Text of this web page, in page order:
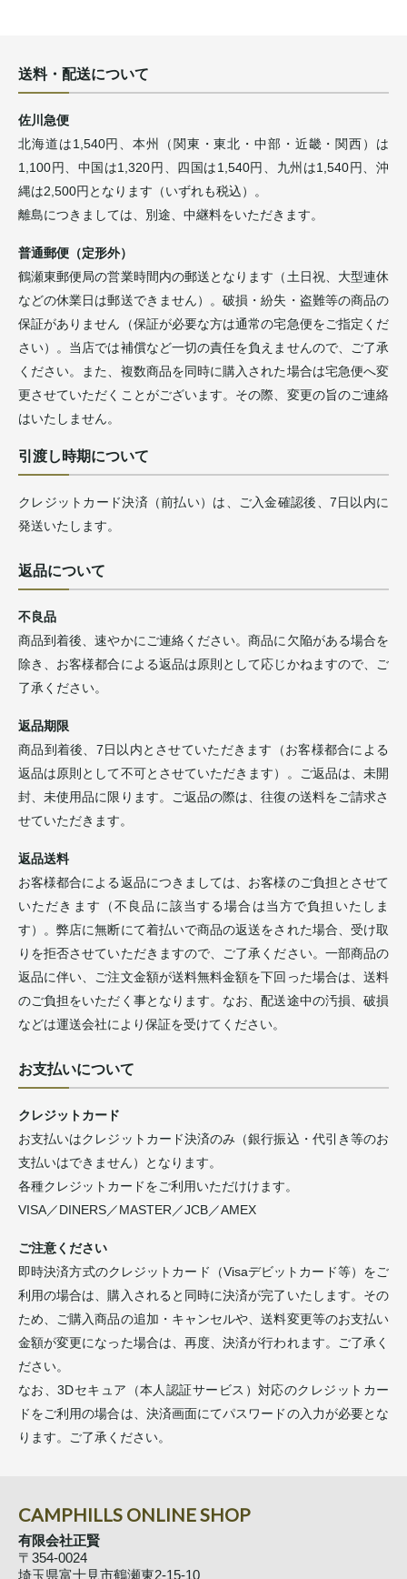
送料・配送について
佐川急便
北海道は1,540円、本州（関東・東北・中部・近畿・関西）は
1,100円、中国は1,320円、四国は1,540円、九州は1,540円、沖
縄は2,500円となります（いずれも税込）。
離島につきましては、別途、中継料をいただきます。
普通郵便（定形外）
鶴瀬東郵便局の営業時間内の郵送となります（土日祝、大型連休
などの休業日は郵送できません）。破損・紛失・盗難等の商品の
保証がありません（保証が必要な方は通常の宅急便をご指定くだ
さい）。当店では補償など一切の責任を負えませんので、ご了承
ください。また、複数商品を同時に購入された場合は宅急便へ変
更させていただくことがございます。その際、変更の旨のご連絡
はいたしません。
引渡し時期について
クレジットカード決済（前払い）は、ご入金確認後、7日以内に
発送いたします。
返品について
不良品
商品到着後、速やかにご連絡ください。商品に欠陥がある場合を
除き、お客様都合による返品は原則として応じかねますので、ご
了承ください。
返品期限
商品到着後、7日以内とさせていただきます（お客様都合による
返品は原則として不可とさせていただきます）。ご返品は、未開
封、未使用品に限ります。ご返品の際は、往復の送料をご請求さ
せていただきます。
返品送料
お客様都合による返品につきましては、お客様のご負担とさせて
いただきます（不良品に該当する場合は当方で負担いたしま
す）。弊店に無断にて着払いで商品の返送をされた場合、受け取
りを拒否させていただきますので、ご了承ください。一部商品の
返品に伴い、ご注文金額が送料無料金額を下回った場合は、送料
のご負担をいただく事となります。なお、配送途中の汚損、破損
などは運送会社により保証を受けてください。
お支払いについて
クレジットカード
お支払いはクレジットカード決済のみ（銀行振込・代引き等のお
支払いはできません）となります。
各種クレジットカードをご利用いただけけます。
VISA／DINERS／MASTER／JCB／AMEX
ご注意ください
即時決済方式のクレジットカード（Visaデビットカード等）をご
利用の場合は、購入されると同時に決済が完了いたします。その
ため、ご購入商品の追加・キャンセルや、送料変更等のお支払い
金額が変更になった場合は、再度、決済が行われます。ご了承く
ださい。
なお、3Dセキュア（本人認証サービス）対応のクレジットカー
ドをご利用の場合は、決済画面にてパスワードの入力が必要とな
ります。ご了承ください。
CAMPHILLS ONLINE SHOP
有限会社正賢
〒354-0024
埼玉県富士見市鶴瀬東2-15-10